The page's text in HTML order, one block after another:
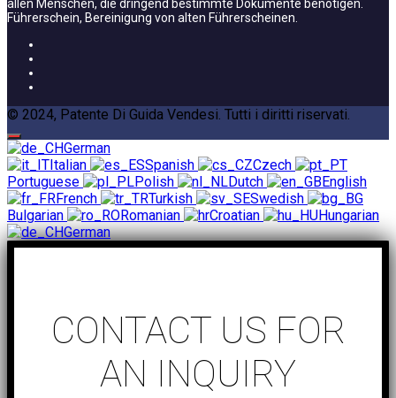
allen Menschen, die dringend bestimmte Dokumente benötigen.
Führerschein, Bereinigung von alten Führerscheinen.
© 2024, Patente Di Guida Vendesi. Tutti i diritti riservati.
German
Italian
Spanish
Czech
Portuguese
Polish Dutch
English
French
Turkish
Swedish
Bulgarian
Romanian Croatian
Hungarian
German
CONTACT US FOR
AN INQUIRY